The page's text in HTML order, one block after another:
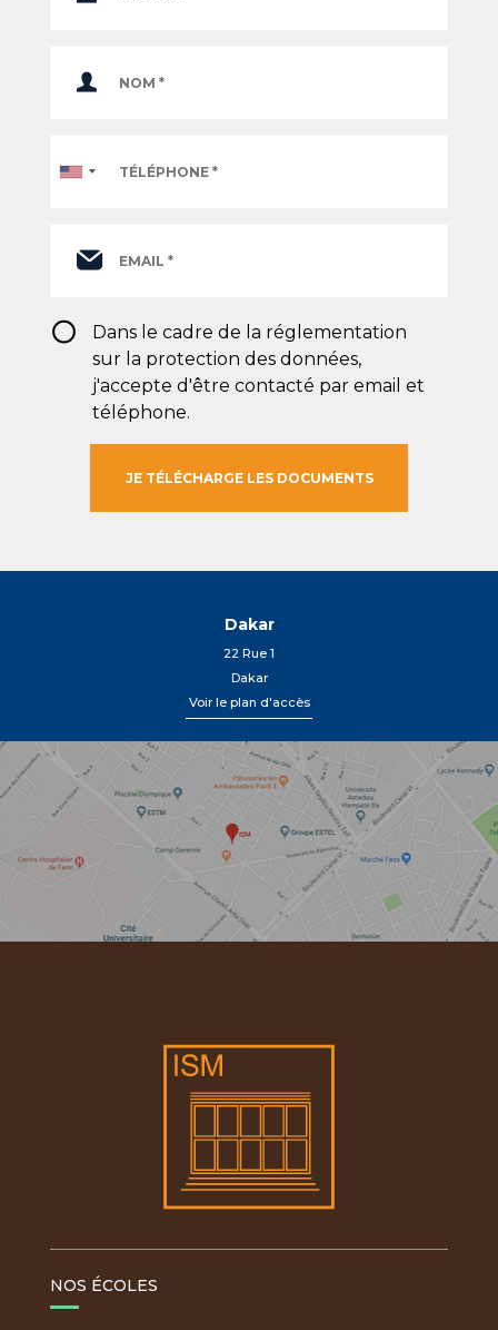
RGPD*
Dans le cadre de la réglementation
sur la protection des données,
j'accepte d'être contacté par email et
téléphone.
Dakar
22 Rue 1
Dakar
Voir le plan d'accès
NOS ÉCOLES